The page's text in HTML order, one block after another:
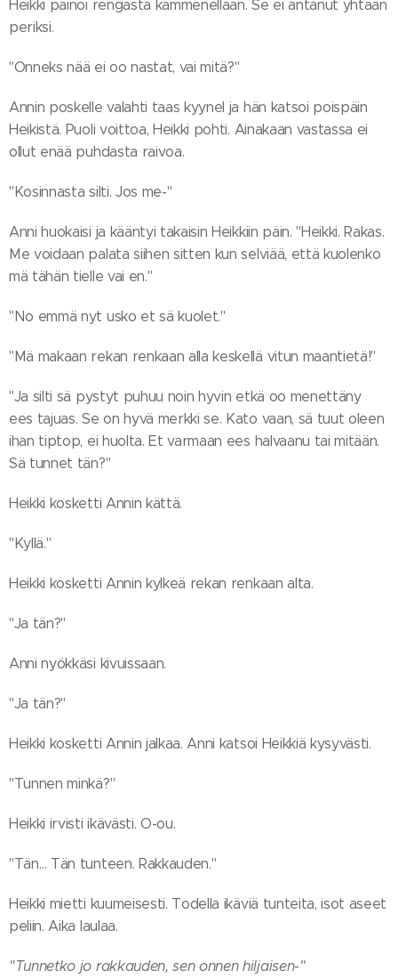
Heikki painoi rengasta kämmenellään. Se ei antanut yhtään
periksi.
"Onneks nää ei oo nastat, vai mitä?"
Annin poskelle valahti taas kyynel ja hän katsoi poispäin
Heikistä. Puoli voittoa, Heikki pohti. Ainakaan vastassa ei
ollut enää puhdasta raivoa.
"Kosinnasta silti. Jos me-"
Anni huokaisi ja kääntyi takaisin Heikkiin päin. "Heikki. Rakas.
Me voidaan palata siihen sitten kun selviää, että kuolenko
mä tähän tielle vai en."
"No emmä nyt usko et sä kuolet."
"Mä makaan rekan renkaan alla keskellä vitun maantietä!"
"Ja silti sä pystyt puhuu noin hyvin etkä oo menettäny
ees tajuas. Se on hyvä merkki se. Kato vaan, sä tuut oleen
ihan tiptop, ei huolta. Et varmaan ees halvaanu tai mitään.
Sä tunnet tän?"
Heikki kosketti Annin kättä.
"Kyllä."
Heikki kosketti Annin kylkeä rekan renkaan alta.
"Ja tän?"
Anni nyökkäsi kivuissaan.
"Ja tän?"
Heikki kosketti Annin jalkaa. Anni katsoi Heikkiä kysyvästi.
"Tunnen minkä?"
Heikki irvisti ikävästi. O-ou.
"Tän… Tän tunteen. Rakkauden."
Heikki mietti kuumeisesti. Todella ikäviä tunteita, isot aseet
peliin. Aika laulaa.
"Tunnetko jo rakkauden, sen onnen hiljaisen-"